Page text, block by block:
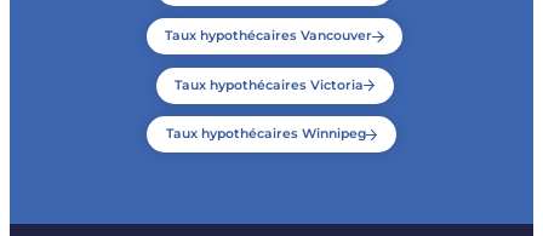
Taux hypothécaires Vancouver
Taux hypothécaires Victoria
Taux hypothécaires Winnipeg